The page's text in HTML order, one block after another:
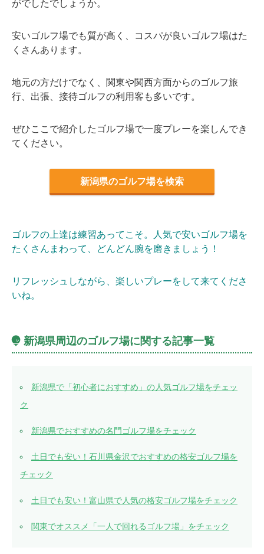
がでしたでしょうか。
安いゴルフ場でも質が高く、コスパが良いゴルフ場はた
くさんあります。
地元の方だけでなく、関東や関西方面からのゴルフ旅
行、出張、接待ゴルフの利用客も多いです。
ぜひここで紹介したゴルフ場で一度プレーを楽しんでき
てください。
新潟県のゴルフ場を検索
ゴルフの上達は練習あってこそ。人気で安いゴルフ場を
たくさんまわって、どんどん腕を磨きましょう！
リフレッシュしながら、楽しいプレーをして来てくださ
いね。
新潟県周辺のゴルフ場に関する記事一覧
新潟県で「初心者におすすめ」の人気ゴルフ場をチェッ
ク
新潟県でおすすめの名門ゴルフ場をチェック
土日でも安い！石川県金沢でおすすめの格安ゴルフ場を
チェック
土日でも安い！富山県で人気の格安ゴルフ場をチェック
関東でオススメ「一人で回れるゴルフ場」をチェック